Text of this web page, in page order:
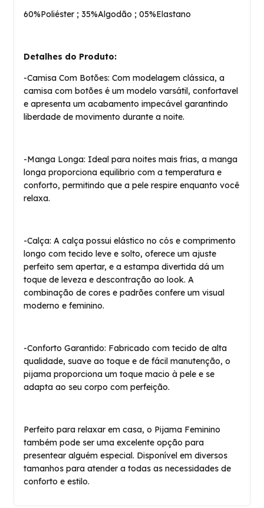
60%Poliéster ; 35%Algodão ; 05%Elastano
Detalhes do Produto:
-Camisa Com Botões: Com modelagem clássica, a
camisa com botões é um modelo varsátil, confortavel
e apresenta um acabamento impecável garantindo
liberdade de movimento durante a noite.
-Manga Longa: Ideal para noites mais frias, a manga
longa proporciona equilibrio com a temperatura e
conforto, permitindo que a pele respire enquanto você
relaxa.
-Calça: A calça possui elástico no cós e comprimento
longo com tecido leve e solto, oferece um ajuste
perfeito sem apertar, e a estampa divertida dá um
toque de leveza e descontração ao look. A
combinação de cores e padrões confere um visual
moderno e feminino.
-Conforto Garantido: Fabricado com tecido de alta
qualidade, suave ao toque e de fácil manutenção, o
pijama proporciona um toque macio à pele e se
adapta ao seu corpo com perfeição.
Perfeito para relaxar em casa, o Pijama Feminino
também pode ser uma excelente opção para
presentear alguém especial. Disponível em diversos
tamanhos para atender a todas as necessidades de
conforto e estilo.